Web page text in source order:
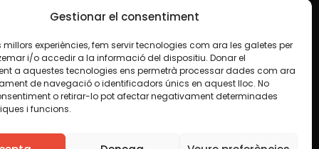
Gestionar el consentiment
millors experiències, fem servir tecnologies com ara les galetes per
i/o accedir a la informació del dispositiu. Donar el
a aquestes tecnologies ens permetrà processar dades com ara
de navegació o identificadors únics en aquest lloc. No
o retirar-lo pot afectar negativament determinades
i funcions.
algun material indiquem el contrari. Us animem
inclosa la comercial. Només us demanem que